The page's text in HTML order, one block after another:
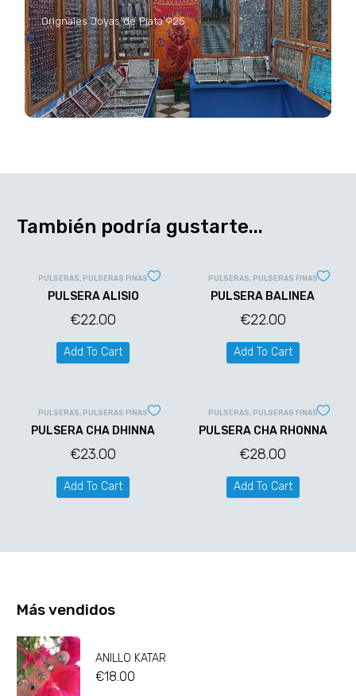
Orignales Joyas de Plata 925
También podría gustarte...
PULSERAS PULSERAS FINAS
PULSERA ALISIO
€22.00
Add To Cart
PULSERAS PULSERAS FINAS
PULSERA BALINEA
€22.00
Add To Cart
PULSERAS PULSERAS FINAS
PULSERA CHA DHINNA
€23.00
Add To Cart
PULSERAS PULSERAS FINAS
PULSERA CHA RHONNA
€28.00
Add To Cart
Más vendidos
ANILLO KATAR
€18.00